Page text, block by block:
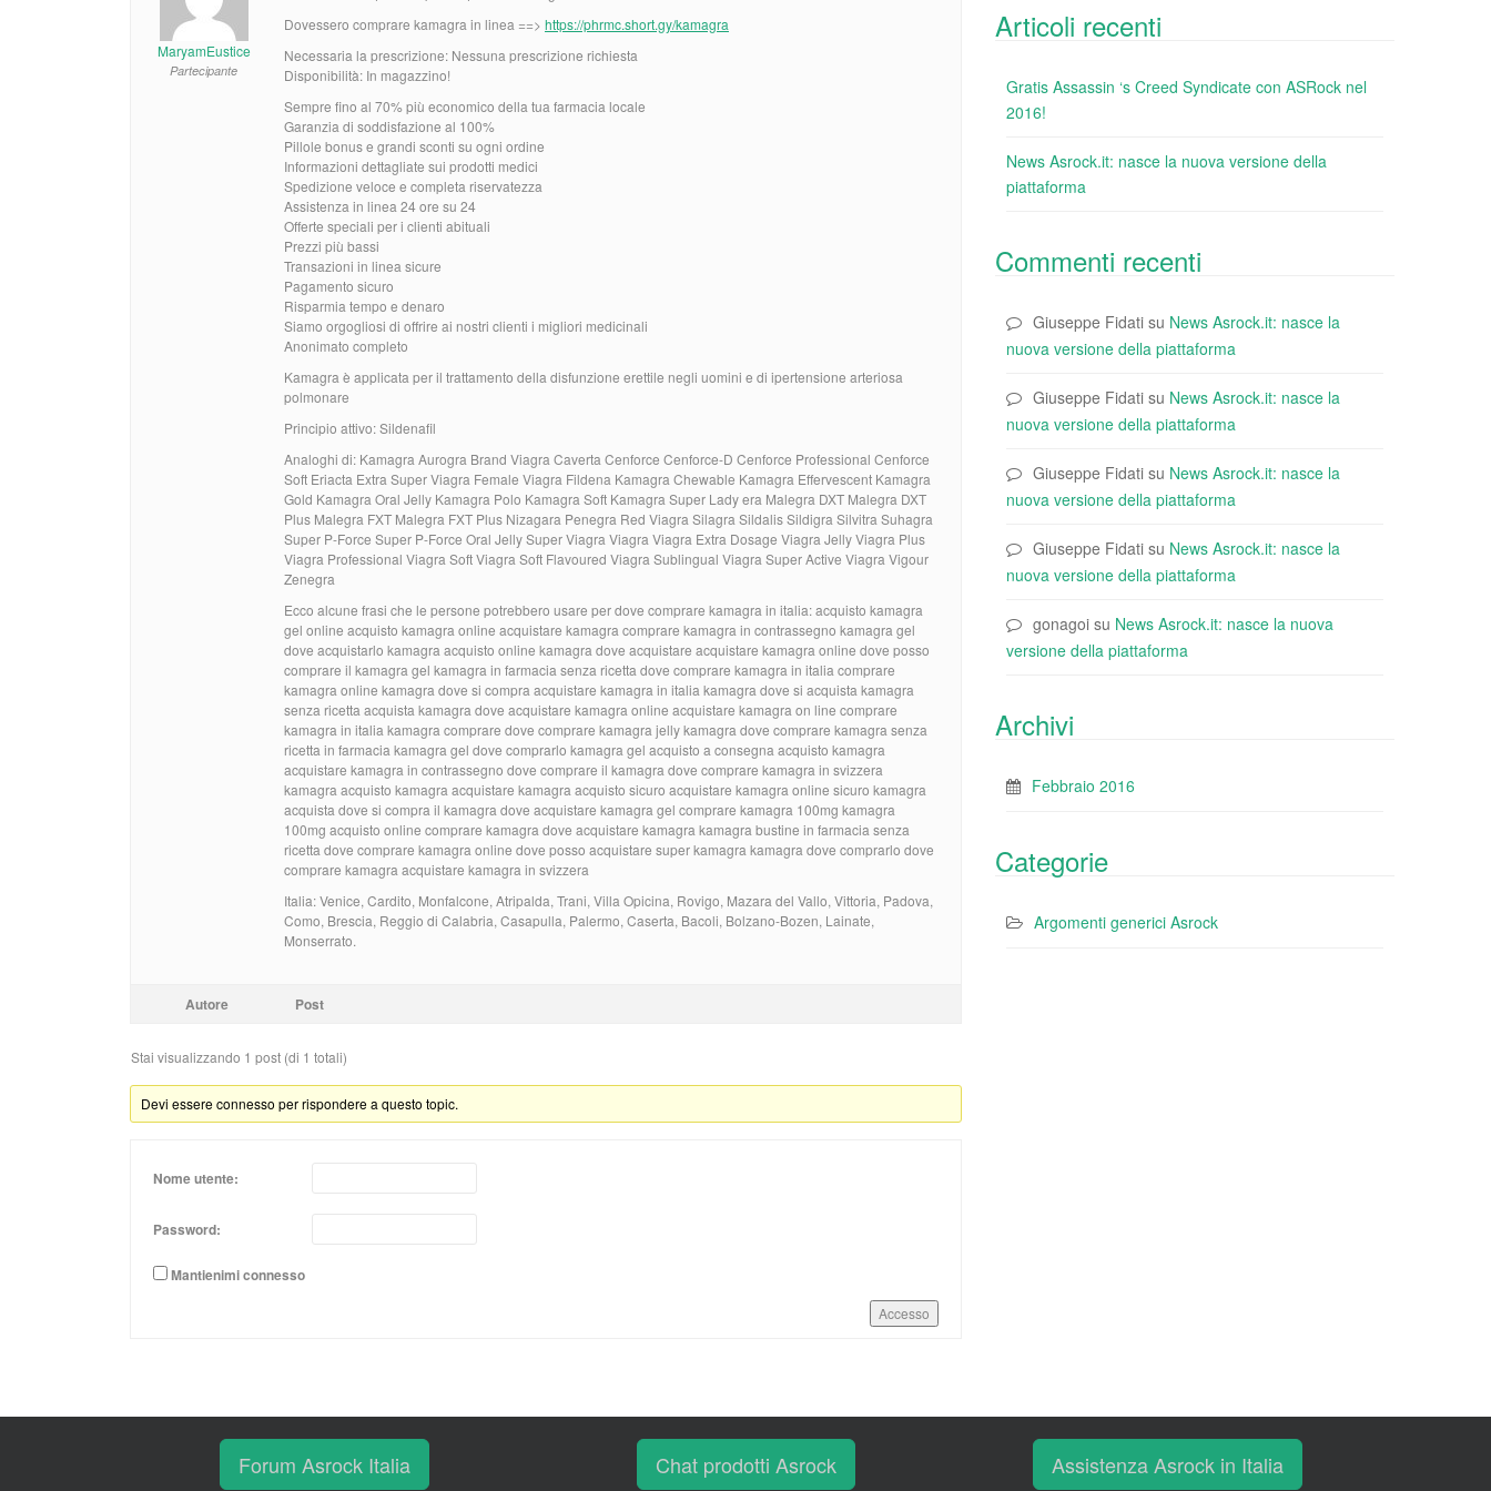
MaryamEustice
Partecipante
Dovessero comprare kamagra in linea ==> https://phrmc.short.gy/kamagra
Necessaria la prescrizione: Nessuna prescrizione richiesta
Disponibilità: In magazzino!
Sempre fino al 70% più economico della tua farmacia locale
Garanzia di soddisfazione al 100%
Pillole bonus e grandi sconti su ogni ordine
Informazioni dettagliate sui prodotti medici
Spedizione veloce e completa riservatezza
Assistenza in linea 24 ore su 24
Offerte speciali per i clienti abituali
Prezzi più bassi
Transazioni in linea sicure
Pagamento sicuro
Risparmia tempo e denaro
Siamo orgogliosi di offrire ai nostri clienti i migliori medicinali
Anonimato completo
Kamagra è applicata per il trattamento della disfunzione erettile negli uomini e di ipertensione arteriosa
polmonare
Principio attivo: Sildenafil
Analoghi di: Kamagra Aurogra Brand Viagra Caverta Cenforce Cenforce-D Cenforce Professional Cenforce
Soft Eriacta Extra Super Viagra Female Viagra Fildena Kamagra Chewable Kamagra Effervescent Kamagra
Gold Kamagra Oral Jelly Kamagra Polo Kamagra Soft Kamagra Super Lady era Malegra DXT Malegra DXT
Plus Malegra FXT Malegra FXT Plus Nizagara Penegra Red Viagra Silagra Sildalis Sildigra Silvitra Suhagra
Super P-Force Super P-Force Oral Jelly Super Viagra Viagra Viagra Extra Dosage Viagra Jelly Viagra Plus
Viagra Professional Viagra Soft Viagra Soft Flavoured Viagra Sublingual Viagra Super Active Viagra Vigour
Zenegra
Ecco alcune frasi che le persone potrebbero usare per dove comprare kamagra in italia: acquisto kamagra
gel online acquisto kamagra online acquistare kamagra comprare kamagra in contrassegno kamagra gel
dove acquistarlo kamagra acquisto online kamagra dove acquistare acquistare kamagra online dove posso
comprare il kamagra gel kamagra in farmacia senza ricetta dove comprare kamagra in italia comprare
kamagra online kamagra dove si compra acquistare kamagra in italia kamagra dove si acquista kamagra
senza ricetta acquista kamagra dove acquistare kamagra online acquistare kamagra on line comprare
kamagra in italia kamagra comprare dove comprare kamagra jelly kamagra dove comprare kamagra senza
ricetta in farmacia kamagra gel dove comprarlo kamagra gel acquisto a consegna acquisto kamagra
acquistare kamagra in contrassegno dove comprare il kamagra dove comprare kamagra in svizzera
kamagra acquisto kamagra acquistare kamagra acquisto sicuro acquistare kamagra online sicuro kamagra
acquista dove si compra il kamagra dove acquistare kamagra gel comprare kamagra 100mg kamagra
100mg acquisto online comprare kamagra dove acquistare kamagra kamagra bustine in farmacia senza
ricetta dove comprare kamagra online dove posso acquistare super kamagra kamagra dove comprarlo dove
comprare kamagra acquistare kamagra in svizzera
Italia: Venice, Cardito, Monfalcone, Atripalda, Trani, Villa Opicina, Rovigo, Mazara del Vallo, Vittoria, Padova,
Como, Brescia, Reggio di Calabria, Casapulla, Palermo, Caserta, Bacoli, Bolzano-Bozen, Lainate,
Monserrato.
Autore Post
Stai visualizzando 1 post (di 1 totali)
Devi essere connesso per rispondere a questo topic.
Nome utente:
Password:
Mantienimi connesso
Accesso
Articoli recenti
Gratis Assassin ‘s Creed Syndicate con ASRock nel
2016!
News Asrock.it: nasce la nuova versione della
piattaforma
Commenti recenti
Giuseppe Fidati su News Asrock.it: nasce la
nuova versione della piattaforma
Giuseppe Fidati su News Asrock.it: nasce la
nuova versione della piattaforma
Giuseppe Fidati su News Asrock.it: nasce la
nuova versione della piattaforma
Giuseppe Fidati su News Asrock.it: nasce la
nuova versione della piattaforma
gonagoi su News Asrock.it: nasce la nuova
versione della piattaforma
Archivi
Febbraio 2016
Categorie
Argomenti generici Asrock
Forum Asrock Italia Chat prodotti Asrock Assistenza Asrock in Italia